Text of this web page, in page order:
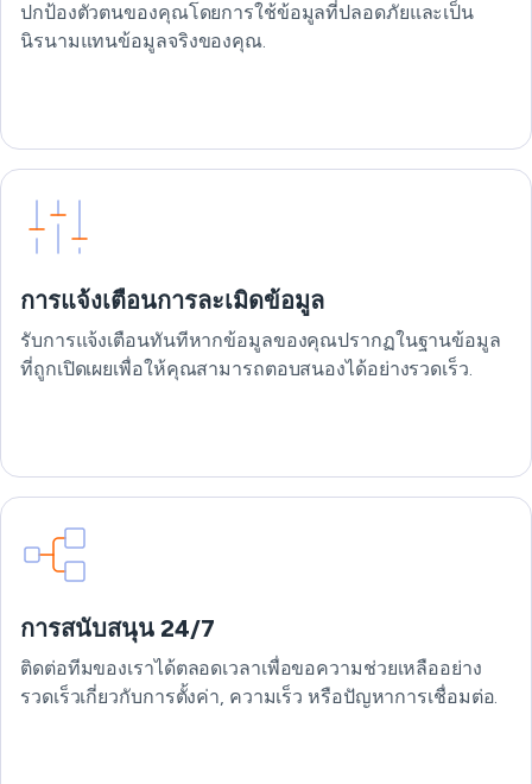
ปกป้องตัวตนของคุณโดยการใช้ข้อมูลที่ปลอดภัยและเป็น
นิรนามแทนข้อมูลจริงของคุณ.
การแจ้งเตือนการละเมิดข้อมูล
รับการแจ้งเตือนทันทีหากข้อมูลของคุณปรากฏในฐานข้อมูล
ที่ถูกเปิดเผยเพื่อให้คุณสามารถตอบสนองได้อย่างรวดเร็ว.
การสนับสนุน 24/7
ติดต่อทีมของเราได้ตลอดเวลาเพื่อขอความช่วยเหลืออย่าง
รวดเร็วเกี่ยวกับการตั้งค่า, ความเร็ว หรือปัญหาการเชื่อมต่อ.